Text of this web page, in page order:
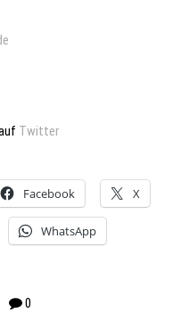
Twitter
Facebook X
WhatsApp
0